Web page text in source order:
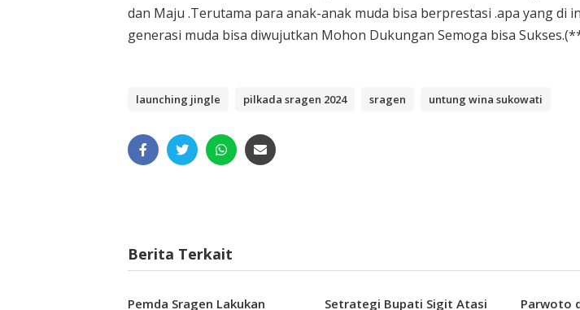
dan Maju .Terutama para anak-anak muda bisa berprestasi .apa yang di
generasi muda bisa diwujutkan Mohon Dukungan Semoga bisa
launching jingle pilkada sragen 2024 sragen untung wina sukowati
Berita Terkait
Pemda Sragen Lakukan
Setrategi Bupati Sigit Atasi
Parwoto